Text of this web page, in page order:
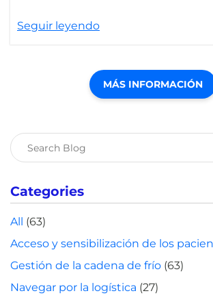
Seguir leyendo
MÁS INFORMACIÓN
Buscar:
Categories
All (63)
Acceso y sensibilización de los
Gestión de la cadena de frío (63)
Navegar por la logística (27)